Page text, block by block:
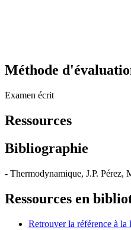
Méthode
Examen écrit
Ressources
Bibliographie
- Thermodynamique, J.P. Pérez,
Ressources en
Retrouver la référence à